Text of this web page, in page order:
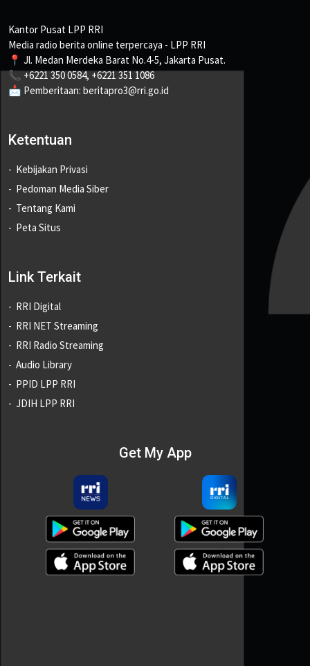
Kantor Pusat LPP RRI
Media radio berita online terpercaya - LPP RRI
📍 Jl. Medan Merdeka Barat No.4-5, Jakarta Pusat.
📞 +6221 350 0584, +6221 351 1086
📩 Pemberitaan: beritapro3@rri.go.id
Ketentuan
Kebijakan Privasi
Pedoman Media Siber
Tentang Kami
Peta Situs
Link Terkait
RRI Digital
RRI NET Streaming
RRI Radio Streaming
Audio Library
PPID LPP RRI
JDIH LPP RRI
Get My App